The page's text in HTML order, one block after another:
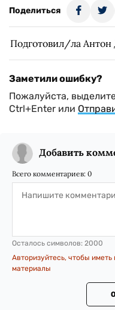
Поделиться
Подготовил/ла Антон
Заметили ошибку?
Пожалуйста,
Ctrl+Enter или
Добавить
Всего комментариев: 0
Осталось символов: 2000
Авторизуйтесь, чтобы
материалы